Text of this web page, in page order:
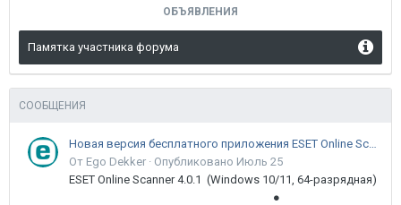
ОБЪЯВЛЕНИЯ
Памятка участника форума
СООБЩЕНИЯ
Новая версия бесплатного приложения ESET Online Scanner доступна пользователям
От Ego Dekker · Опубликовано Июль 25
ESET Online Scanner 4.0.1 (Windows 10/11, 64-разрядная)
●